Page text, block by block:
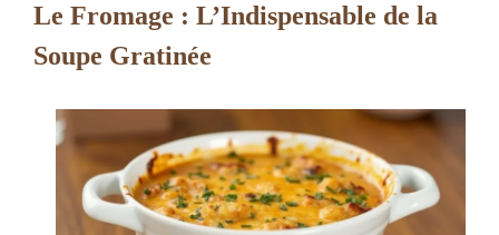
Le Fromage : L’Indispensable de la
Soupe Gratinée